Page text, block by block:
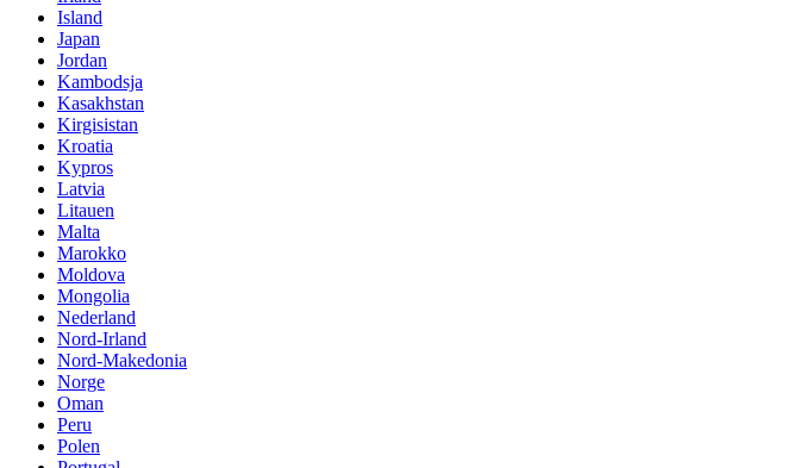
Island
Japan
Jordan
Kambodsja
Kasakhstan
Kirgisistan
Kroatia
Kypros
Latvia
Litauen
Malta
Marokko
Moldova
Mongolia
Nederland
Nord-Irland
Nord-Makedonia
Norge
Oman
Peru
Polen